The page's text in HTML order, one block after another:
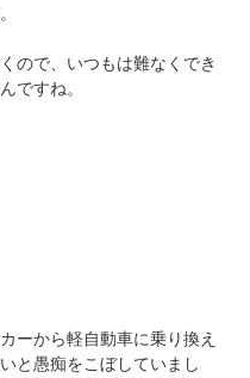
ので、いつもは難なくでき
ですね。
ーから軽自動車に乗り換え
と愚痴をこぼしていまし